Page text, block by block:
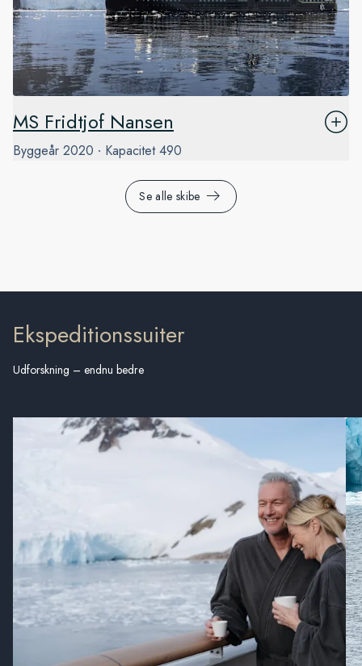
MS Fridtjof Nansen
Byggeår 2020 Kapacitet 490
Se alle skibe
Ekspeditionssuiter
Udforskning – endnu bedre